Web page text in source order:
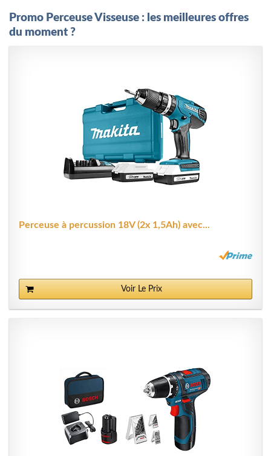
Promo Perceuse Visseuse : les meilleures offres
du moment ?
Perceuse à percussion 18V (2x 1,5Ah) avec...
Voir Le Prix